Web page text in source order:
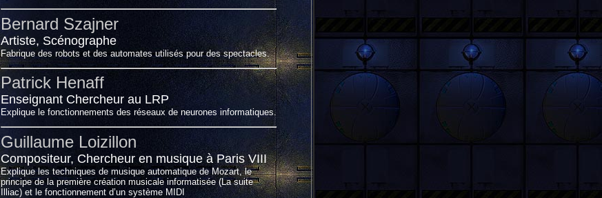
Bernard Szajner
Artiste, Scénographe
Fabrique des robots et des automates utilisés pour des spectacles.
Patrick Henaff
Enseignant Chercheur au LRP
Explique le fonctionnements des réseaux de neurones informatiques.
Guillaume Loizillon
Compositeur, Chercheur en musique à Paris VIII
Explique les techniques de musique automatique de Mozart, le
principe de la première création musicale informatisée (La suite
Illiac) et le fonctionnement d’un système MIDI